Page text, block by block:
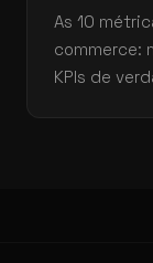
As 10
commerce:
KPIs de